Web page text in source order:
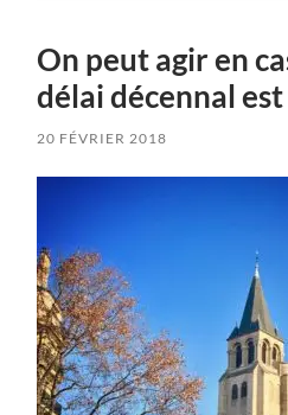
On peut agir en
délai décennal est
20 FÉVRIER 2018